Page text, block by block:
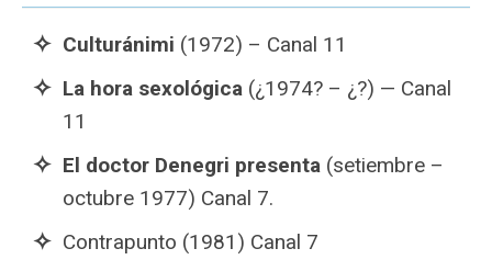
Culturánimi (1972) – Canal 11
La hora sexológica (¿1974? – ¿?) — Canal
11
El doctor Denegri presenta (setiembre –
octubre 1977) Canal 7.
Contrapunto (1981) Canal 7